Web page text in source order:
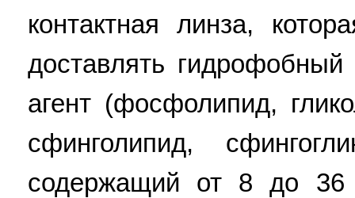
контактная линза,
доставлять
агент (фосфолипид,
сфинголипид,
содержащий от 8 до 36